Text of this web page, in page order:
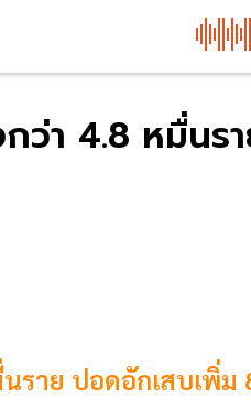
ว่า 4.8 หมื่นร
าย ปอดอักเสบเพิ่ม